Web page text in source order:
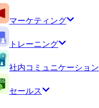
マーケティング
トレーニング
社内コミュニケーション
セールス